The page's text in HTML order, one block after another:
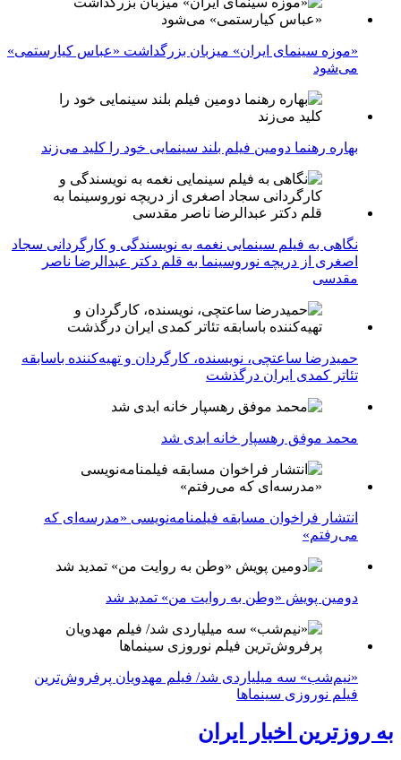
«موزه سینمای ایران» میزبان بزرگداشت «عباس کیارستمی»
می‌شود
بهاره رهنما دومین فیلم بلند سینمایی خود را کلید می‌زند
نگاهی به فیلم سینمایی نغمه به نویسندگی و کارگردانی سجاد
اصغری از دریچه نوروسینما به قلم دکتر عبدالرضا ناصر
مقدسی
حمیدرضا ساعتچی، نویسنده، کارگردان و تهیه‌کننده باسابقه
تئاتر کمدی ایران درگذشت
محمد موفق رهسپار خانه ابدی شد
انتشار فراخوان مسابقه فیلمنامه‌نویسی «مدرسه‌ای که
می‌رفتم»
دومین پویش «وطن به روایت من» تمدید شد
«نیم‌شب» سه میلیاردی شد/ فیلم مهدویان پرفروش‌ترین
فیلم نوروزی سینماها
به روزترین اخبار ایران